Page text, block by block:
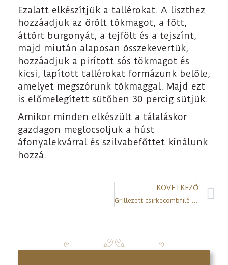
Ezalatt elkészítjük a tallérokat. A liszthez
hozzáadjuk az őrölt tökmagot, a főtt,
áttört burgonyát, a tejfölt és a tejszínt,
majd miután alaposan összekevertük,
hozzáadjuk a pirított sós tökmagot és
kicsi, lapított tallérokat formázunk belőle,
amelyet megszórunk tökmaggal. Majd ezt
is előmelegített sütőben 30 percig sütjük.
Amikor minden elkészült a tálaláskor
gazdagon meglocsoljuk a húst
áfonyalekvárral és szilvabefőttet kínálunk
hozzá.
KÖVETKEZŐ
Grillezett csirkecombfilé tökmagos burgonyapürével